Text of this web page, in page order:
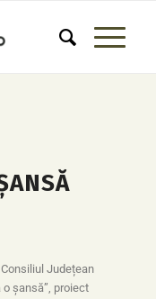
Județean
șansă”, proiect